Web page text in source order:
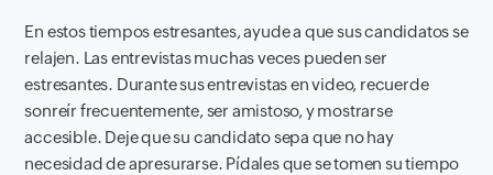
En estos tiempos estresantes, ayude a que sus candidatos se
relajen. Las entrevistas muchas veces pueden ser
estresantes. Durante sus entrevistas en video, recuerde
sonreír frecuentemente, ser amistoso, y mostrarse
accesible. Deje que su candidato sepa que no hay
necesidad de apresurarse. Pídales que se tomen su tiempo